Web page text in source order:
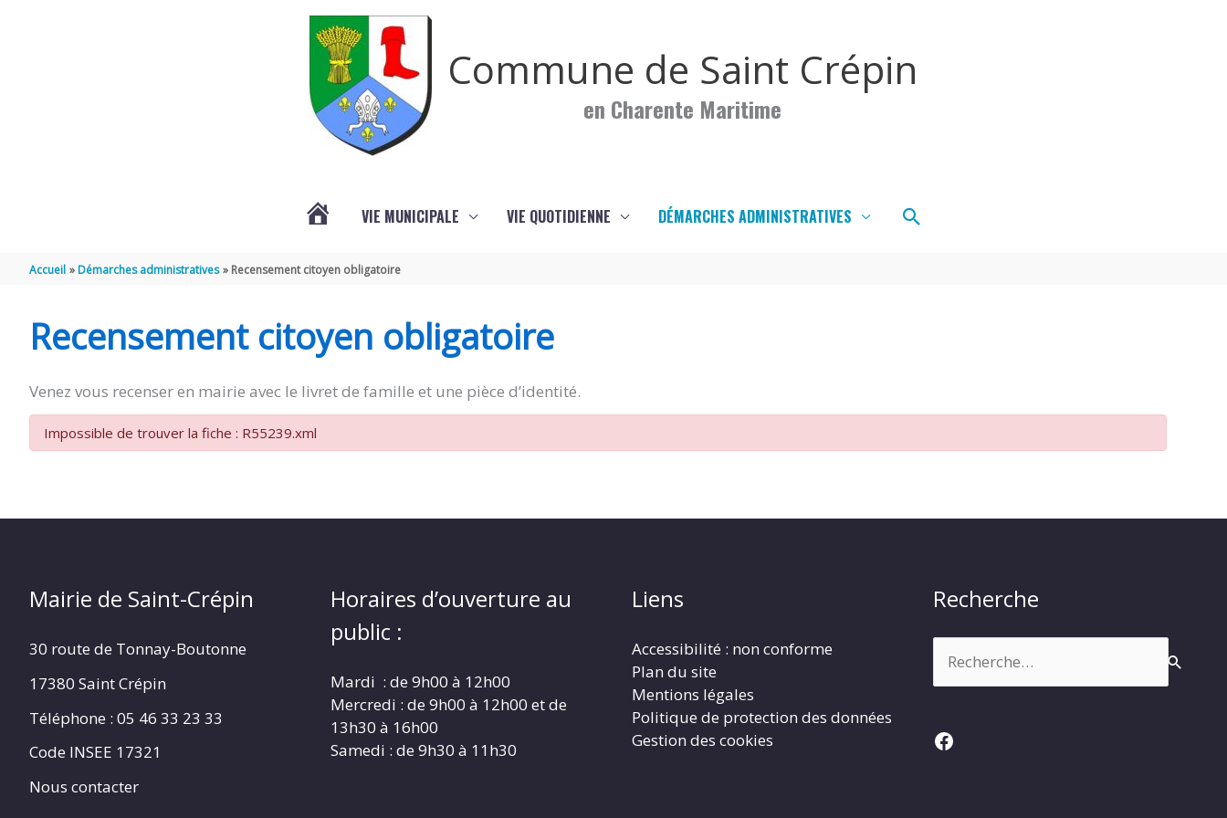
Commune de Saint Crépin
en Charente Maritime
SAINT-
CRÉPIN
VIE MUNICIPALE VIE QUOTIDIENNE DÉMARCHES ADMINISTRATIVES Rechercher
Accueil Démarches administratives Recensement citoyen obligatoire
Recensement citoyen obligatoire
Venez vous recenser en mairie avec le livret de famille et une pièce d’identité.
Impossible de trouver la fiche : R55239.xml
Mairie de Saint-Crépin
30 route de Tonnay-Boutonne
17380 Saint Crépin
Téléphone : 05 46 33 23 33
Code INSEE 17321
Nous contacter
Horaires d’ouverture au
public :
Mardi : de 9h00 à 12h00
Mercredi : de 9h00 à 12h00 et de
13h30 à 16h00
Samedi : de 9h30 à 11h30
Liens
Accessibilité : non conforme
Plan du site
Mentions légales
Politique de protection des données
Gestion des cookies
Recherche
Facebook